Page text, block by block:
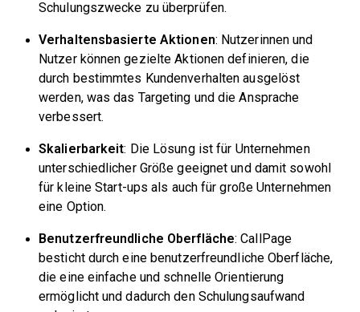
Schulungszwecke zu überprüfen.
Verhaltensbasierte Aktionen: Nutzerinnen und
Nutzer können gezielte Aktionen definieren, die
durch bestimmtes Kundenverhalten ausgelöst
werden, was das Targeting und die Ansprache
verbessert.
Skalierbarkeit: Die Lösung ist für Unternehmen
unterschiedlicher Größe geeignet und damit sowohl
für kleine Start-ups als auch für große Unternehmen
eine Option.
Benutzerfreundliche Oberfläche: CallPage
besticht durch eine benutzerfreundliche Oberfläche,
die eine einfache und schnelle Orientierung
ermöglicht und dadurch den Schulungsaufwand